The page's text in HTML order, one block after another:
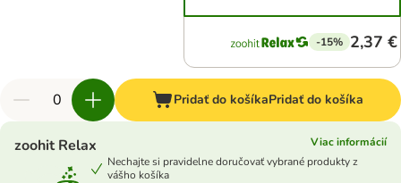
-15% 2,37 €
Pridať do košíkaPridať do košíka
zoohit Relax
Viac informácií
Nechajte si pravidelne doručovať vybrané produkty z
vášho košíka